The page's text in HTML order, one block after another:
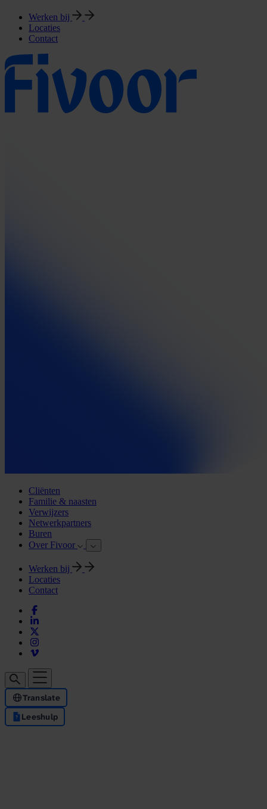
Werken bij
Locaties
Contact
Cliënten
Familie & naasten
Verwijzers
Netwerkpartners
Buren
Over Fivoor
Werken bij
Locaties
Contact
Translate
Leeshulp